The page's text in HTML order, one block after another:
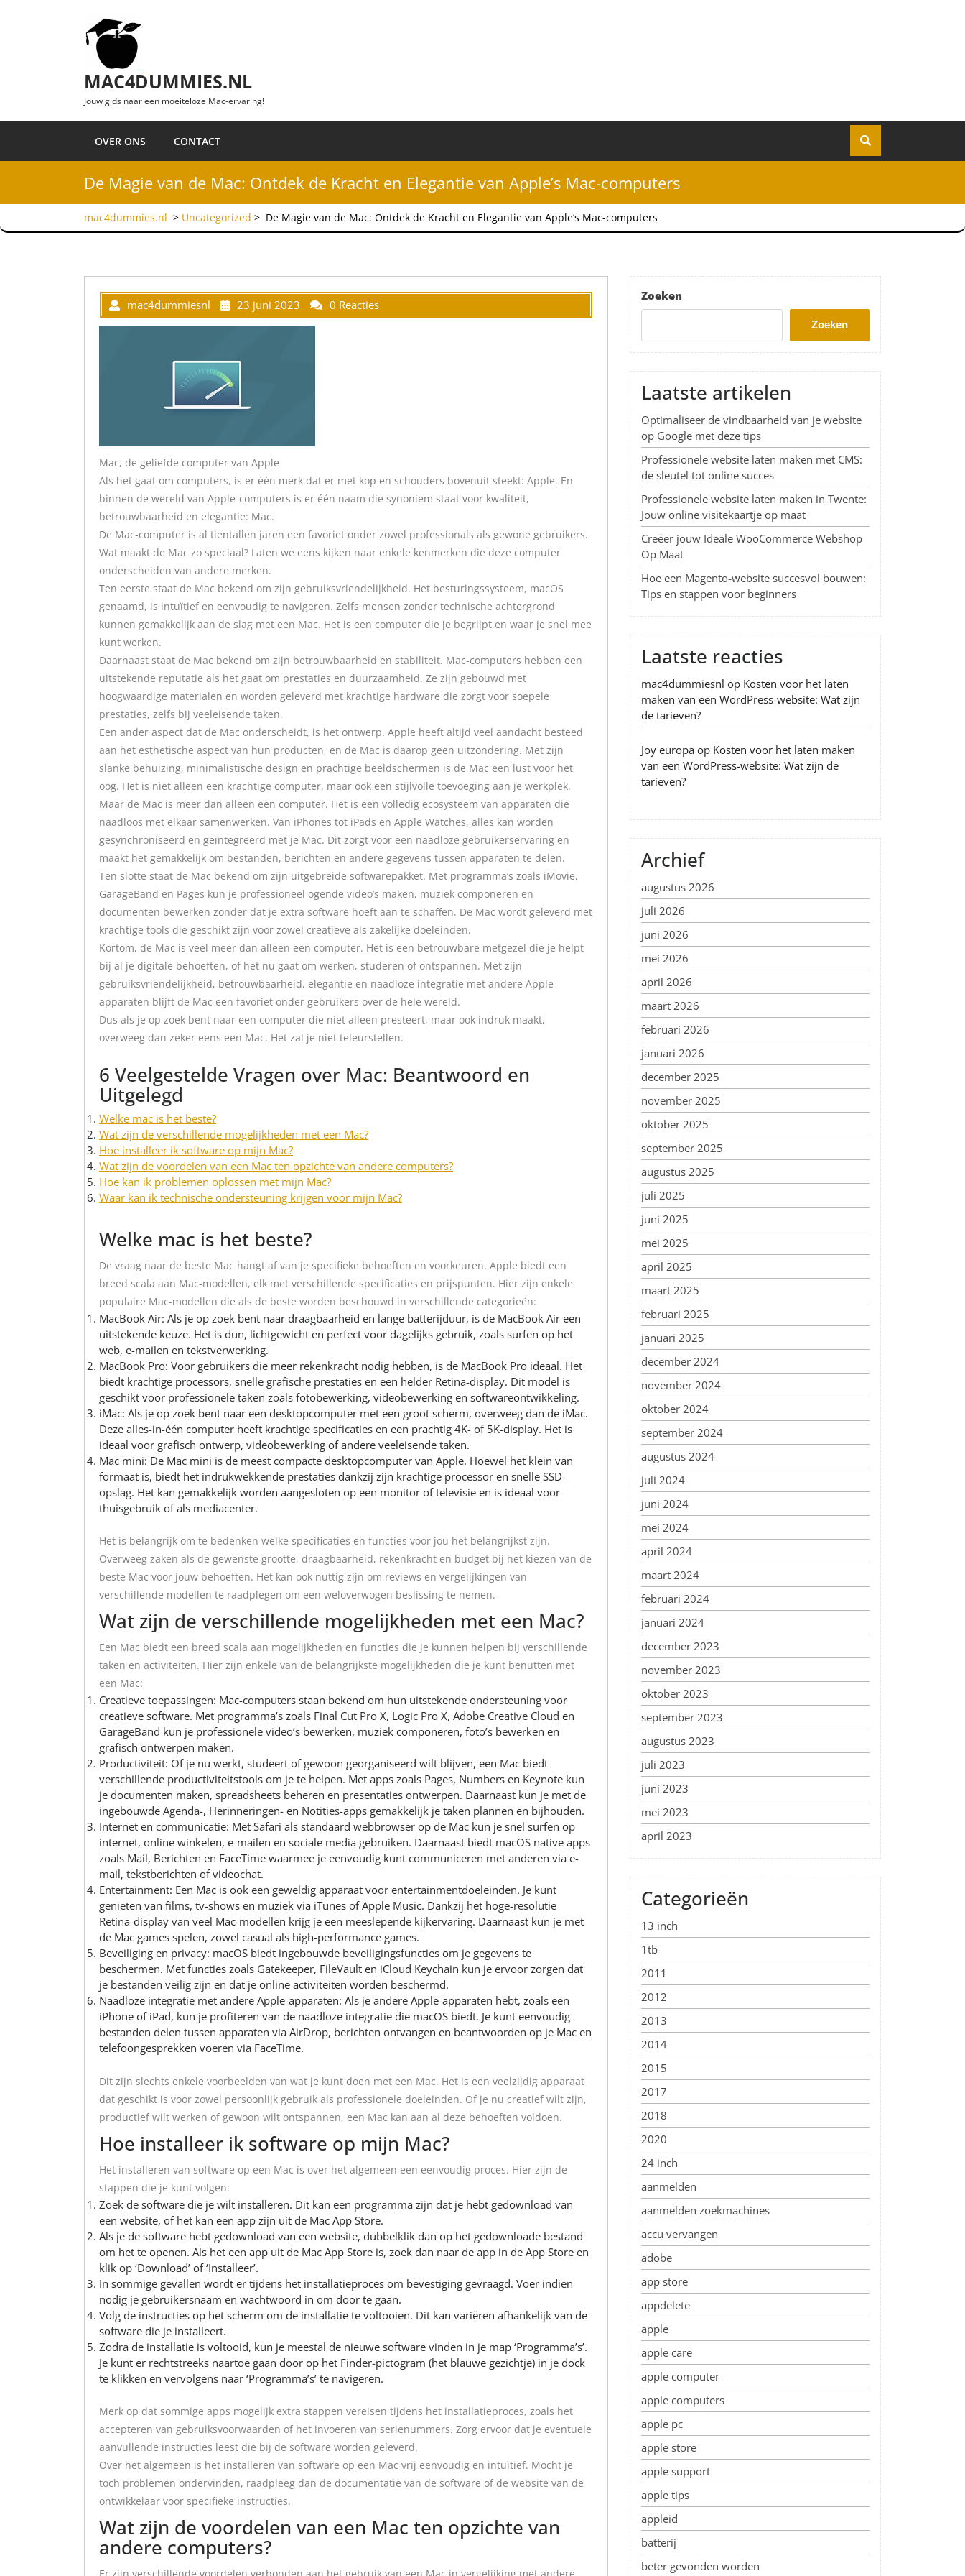
MAC4DUMMIES.NL
Jouw gids naar een moeiteloze Mac-ervaring!
OVER ONS CONTACT
De Magie van de Mac: Ontdek de Kracht en Elegantie van Apple’s Mac-computers
mac4dummies.nl > Uncategorized > De Magie van de Mac: Ontdek de Kracht en Elegantie van Apple’s Mac-computers
mac4dummiesnl 23 juni 2023 0 Reacties
Mac, de geliefde computer van Apple
Als het gaat om computers, is er één merk dat er met kop en schouders bovenuit steekt: Apple. En
binnen de wereld van Apple-computers is er één naam die synoniem staat voor kwaliteit,
betrouwbaarheid en elegantie: Mac.
De Mac-computer is al tientallen jaren een favoriet onder zowel professionals als gewone gebruikers.
Wat maakt de Mac zo speciaal? Laten we eens kijken naar enkele kenmerken die deze computer
onderscheiden van andere merken.
Ten eerste staat de Mac bekend om zijn gebruiksvriendelijkheid. Het besturingssysteem, macOS
genaamd, is intuïtief en eenvoudig te navigeren. Zelfs mensen zonder technische achtergrond
kunnen gemakkelijk aan de slag met een Mac. Het is een computer die je begrijpt en waar je snel mee
kunt werken.
Daarnaast staat de Mac bekend om zijn betrouwbaarheid en stabiliteit. Mac-computers hebben een
uitstekende reputatie als het gaat om prestaties en duurzaamheid. Ze zijn gebouwd met
hoogwaardige materialen en worden geleverd met krachtige hardware die zorgt voor soepele
prestaties, zelfs bij veeleisende taken.
Een ander aspect dat de Mac onderscheidt, is het ontwerp. Apple heeft altijd veel aandacht besteed
aan het esthetische aspect van hun producten, en de Mac is daarop geen uitzondering. Met zijn
slanke behuizing, minimalistische design en prachtige beeldschermen is de Mac een lust voor het
oog. Het is niet alleen een krachtige computer, maar ook een stijlvolle toevoeging aan je werkplek.
Maar de Mac is meer dan alleen een computer. Het is een volledig ecosysteem van apparaten die
naadloos met elkaar samenwerken. Van iPhones tot iPads en Apple Watches, alles kan worden
gesynchroniseerd en geïntegreerd met je Mac. Dit zorgt voor een naadloze gebruikerservaring en
maakt het gemakkelijk om bestanden, berichten en andere gegevens tussen apparaten te delen.
Ten slotte staat de Mac bekend om zijn uitgebreide softwarepakket. Met programma’s zoals iMovie,
GarageBand en Pages kun je professioneel ogende video’s maken, muziek componeren en
documenten bewerken zonder dat je extra software hoeft aan te schaffen. De Mac wordt geleverd met
krachtige tools die geschikt zijn voor zowel creatieve als zakelijke doeleinden.
Kortom, de Mac is veel meer dan alleen een computer. Het is een betrouwbare metgezel die je helpt
bij al je digitale behoeften, of het nu gaat om werken, studeren of ontspannen. Met zijn
gebruiksvriendelijkheid, betrouwbaarheid, elegantie en naadloze integratie met andere Apple-
apparaten blijft de Mac een favoriet onder gebruikers over de hele wereld.
Dus als je op zoek bent naar een computer die niet alleen presteert, maar ook indruk maakt,
overweeg dan zeker eens een Mac. Het zal je niet teleurstellen.
6 Veelgestelde Vragen over Mac: Beantwoord en
Uitgelegd
Welke mac is het beste?
Wat zijn de verschillende mogelijkheden met een Mac?
Hoe installeer ik software op mijn Mac?
Wat zijn de voordelen van een Mac ten opzichte van andere computers?
Hoe kan ik problemen oplossen met mijn Mac?
Waar kan ik technische ondersteuning krijgen voor mijn Mac?
Welke mac is het beste?
De vraag naar de beste Mac hangt af van je specifieke behoeften en voorkeuren. Apple biedt een
breed scala aan Mac-modellen, elk met verschillende specificaties en prijspunten. Hier zijn enkele
populaire Mac-modellen die als de beste worden beschouwd in verschillende categorieën:
MacBook Air: Als je op zoek bent naar draagbaarheid en lange batterijduur, is de MacBook Air een
uitstekende keuze. Het is dun, lichtgewicht en perfect voor dagelijks gebruik, zoals surfen op het
web, e-mailen en tekstverwerking.
MacBook Pro: Voor gebruikers die meer rekenkracht nodig hebben, is de MacBook Pro ideaal. Het
biedt krachtige processors, snelle grafische prestaties en een helder Retina-display. Dit model is
geschikt voor professionele taken zoals fotobewerking, videobewerking en softwareontwikkeling.
iMac: Als je op zoek bent naar een desktopcomputer met een groot scherm, overweeg dan de iMac.
Deze alles-in-één computer heeft krachtige specificaties en een prachtig 4K- of 5K-display. Het is
ideaal voor grafisch ontwerp, videobewerking of andere veeleisende taken.
Mac mini: De Mac mini is de meest compacte desktopcomputer van Apple. Hoewel het klein van
formaat is, biedt het indrukwekkende prestaties dankzij zijn krachtige processor en snelle SSD-
opslag. Het kan gemakkelijk worden aangesloten op een monitor of televisie en is ideaal voor
thuisgebruik of als mediacenter.
Het is belangrijk om te bedenken welke specificaties en functies voor jou het belangrijkst zijn.
Overweeg zaken als de gewenste grootte, draagbaarheid, rekenkracht en budget bij het kiezen van de
beste Mac voor jouw behoeften. Het kan ook nuttig zijn om reviews en vergelijkingen van
verschillende modellen te raadplegen om een weloverwogen beslissing te nemen.
Wat zijn de verschillende mogelijkheden met een Mac?
Een Mac biedt een breed scala aan mogelijkheden en functies die je kunnen helpen bij verschillende
taken en activiteiten. Hier zijn enkele van de belangrijkste mogelijkheden die je kunt benutten met
een Mac:
Creatieve toepassingen: Mac-computers staan bekend om hun uitstekende ondersteuning voor
creatieve software. Met programma’s zoals Final Cut Pro X, Logic Pro X, Adobe Creative Cloud en
GarageBand kun je professionele video’s bewerken, muziek componeren, foto’s bewerken en
grafisch ontwerpen maken.
Productiviteit: Of je nu werkt, studeert of gewoon georganiseerd wilt blijven, een Mac biedt
verschillende productiviteitstools om je te helpen. Met apps zoals Pages, Numbers en Keynote kun
je documenten maken, spreadsheets beheren en presentaties ontwerpen. Daarnaast kun je met de
ingebouwde Agenda-, Herinneringen- en Notities-apps gemakkelijk je taken plannen en bijhouden.
Internet en communicatie: Met Safari als standaard webbrowser op de Mac kun je snel surfen op
internet, online winkelen, e-mailen en sociale media gebruiken. Daarnaast biedt macOS native apps
zoals Mail, Berichten en FaceTime waarmee je eenvoudig kunt communiceren met anderen via e-
mail, tekstberichten of videochat.
Entertainment: Een Mac is ook een geweldig apparaat voor entertainmentdoeleinden. Je kunt
genieten van films, tv-shows en muziek via iTunes of Apple Music. Dankzij het hoge-resolutie
Retina-display van veel Mac-modellen krijg je een meeslepende kijkervaring. Daarnaast kun je met
de Mac games spelen, zowel casual als high-performance games.
Beveiliging en privacy: macOS biedt ingebouwde beveiligingsfuncties om je gegevens te
beschermen. Met functies zoals Gatekeeper, FileVault en iCloud Keychain kun je ervoor zorgen dat
je bestanden veilig zijn en dat je online activiteiten worden beschermd.
Naadloze integratie met andere Apple-apparaten: Als je andere Apple-apparaten hebt, zoals een
iPhone of iPad, kun je profiteren van de naadloze integratie die macOS biedt. Je kunt eenvoudig
bestanden delen tussen apparaten via AirDrop, berichten ontvangen en beantwoorden op je Mac en
telefoongesprekken voeren via FaceTime.
Dit zijn slechts enkele voorbeelden van wat je kunt doen met een Mac. Het is een veelzijdig apparaat
dat geschikt is voor zowel persoonlijk gebruik als professionele doeleinden. Of je nu creatief wilt zijn,
productief wilt werken of gewoon wilt ontspannen, een Mac kan aan al deze behoeften voldoen.
Hoe installeer ik software op mijn Mac?
Het installeren van software op een Mac is over het algemeen een eenvoudig proces. Hier zijn de
stappen die je kunt volgen:
Zoek de software die je wilt installeren. Dit kan een programma zijn dat je hebt gedownload van
een website, of het kan een app zijn uit de Mac App Store.
Als je de software hebt gedownload van een website, dubbelklik dan op het gedownloade bestand
om het te openen. Als het een app uit de Mac App Store is, zoek dan naar de app in de App Store en
klik op ‘Download’ of ‘Installeer’.
In sommige gevallen wordt er tijdens het installatieproces om bevestiging gevraagd. Voer indien
nodig je gebruikersnaam en wachtwoord in om door te gaan.
Volg de instructies op het scherm om de installatie te voltooien. Dit kan variëren afhankelijk van de
software die je installeert.
Zodra de installatie is voltooid, kun je meestal de nieuwe software vinden in je map ‘Programma’s’.
Je kunt er rechtstreeks naartoe gaan door op het Finder-pictogram (het blauwe gezichtje) in je dock
te klikken en vervolgens naar ‘Programma’s’ te navigeren.
Merk op dat sommige apps mogelijk extra stappen vereisen tijdens het installatieproces, zoals het
accepteren van gebruiksvoorwaarden of het invoeren van serienummers. Zorg ervoor dat je eventuele
aanvullende instructies leest die bij de software worden geleverd.
Over het algemeen is het installeren van software op een Mac vrij eenvoudig en intuïtief. Mocht je
toch problemen ondervinden, raadpleeg dan de documentatie van de software of de website van de
ontwikkelaar voor specifieke instructies.
Wat zijn de voordelen van een Mac ten opzichte van
andere computers?
Zoeken
Zoeken
Laatste artikelen
Optimaliseer de vindbaarheid van je website
op Google met deze tips
Professionele website laten maken met CMS:
de sleutel tot online succes
Professionele website laten maken in Twente:
Jouw online visitekaartje op maat
Creëer jouw Ideale WooCommerce Webshop
Op Maat
Hoe een Magento-website succesvol bouwen:
Tips en stappen voor beginners
Laatste reacties
mac4dummiesnl op Kosten voor het laten
maken van een WordPress-website: Wat zijn
de tarieven?
Joy europa op Kosten voor het laten maken
van een WordPress-website: Wat zijn de
tarieven?
Archief
augustus 2026
juli 2026
juni 2026
mei 2026
april 2026
maart 2026
februari 2026
januari 2026
december 2025
november 2025
oktober 2025
september 2025
augustus 2025
juli 2025
juni 2025
mei 2025
april 2025
maart 2025
februari 2025
januari 2025
december 2024
november 2024
oktober 2024
september 2024
augustus 2024
juli 2024
juni 2024
mei 2024
april 2024
maart 2024
februari 2024
januari 2024
december 2023
november 2023
oktober 2023
september 2023
augustus 2023
juli 2023
juni 2023
mei 2023
april 2023
Categorieën
13 inch
1tb
2011
2012
2013
2014
2015
2017
2018
2020
24 inch
aanmelden
aanmelden zoekmachines
accu vervangen
adobe
app store
appdelete
apple
apple care
apple computer
apple computers
apple pc
apple store
apple support
apple tips
appleid
batterij
beter gevonden worden